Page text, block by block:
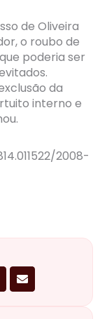
de Oliveira
o roubo de
poderia ser
da
interno e
2008-